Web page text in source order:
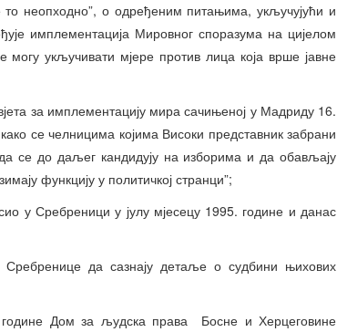
неопходно”, о одређеним питањима, укључујући и
имплементација Мировног споразума на цијелом
могу укључивати мјере против лица која врше јавне
за имплементацију мира сачињеној у Мадриду 16.
се челницима којима Високи представник забрани
се до даљег кандидују на изборима и да обављају
функцију у политичкој странци”;
у Сребреници у јулу мјесецу 1995. године и данас
Сребренице да сазнају детаље о судбини њихових
Дом за људска права Босне и Херцеговине